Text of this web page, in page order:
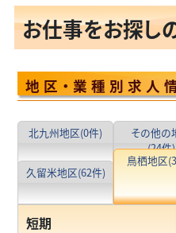
お仕事をお探し
地区・業種別求人
北九州地区(0件)
その他の
(24件)
久留米地区(62件)
鳥栖地区
短期